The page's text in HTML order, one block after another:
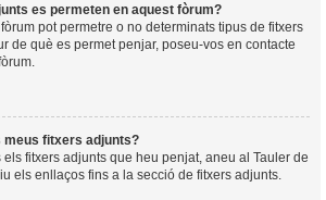
es permeten en aquest fòrum?
pot permetre o no determinats tipus de fitxers
de què es permet penjar, poseu-vos en contacte
meus fitxers adjunts?
fitxers adjunts que heu penjat, aneu al Tauler de
els enllaços fins a la secció de fitxers adjunts.